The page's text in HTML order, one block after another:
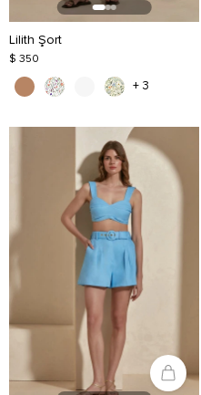
Lilith Şort
$ 350
+ 3